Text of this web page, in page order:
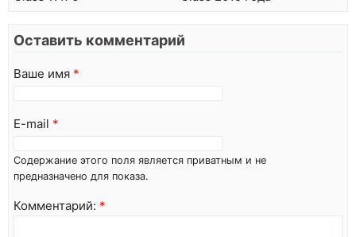
Оставить комментарий
Ваше имя *
E-mail *
Содержание этого поля является приватным и не
предназначено для показа.
Комментарий: *